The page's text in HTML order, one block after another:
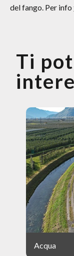
del fango. Per info
Ti
Acqua